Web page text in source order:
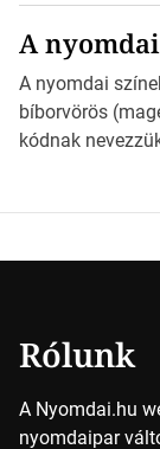
a cikkben a
téged, hogy
érdemes
papírméretek
A
A nyomdai
bíborvörös
kódnak
Rólunk
A Nyomdai.hu
nyomdaipar